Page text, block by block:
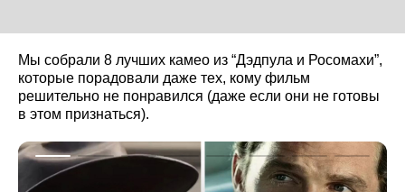
Мы собрали 8 лучших камео из “Дэдпула и Росомахи”,
которые порадовали даже тех, кому фильм
решительно не понравился (даже если они не готовы
в этом признаться).